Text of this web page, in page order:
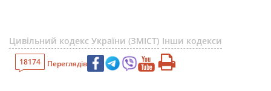
Цивільний кодекс України (ЗМІСТ) Інши кодекси
18174 Переглядів